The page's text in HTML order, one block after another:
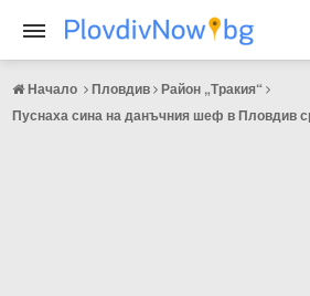
Начало Пловдив Район „Тракия“
Пуснаха сина на данъчния шеф в Пловдив